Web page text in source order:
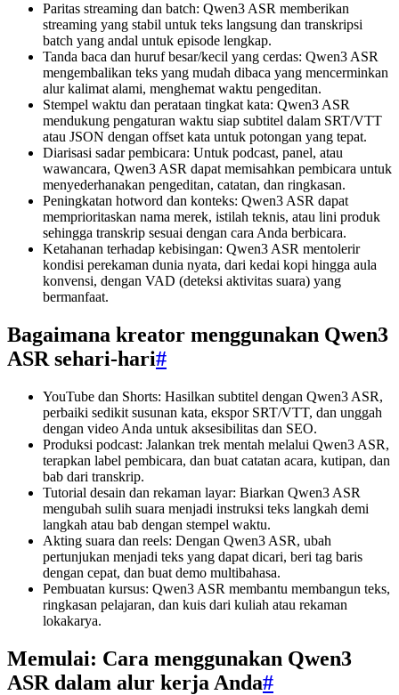
Paritas streaming dan batch: Qwen3 ASR memberikan
streaming yang stabil untuk teks langsung dan transkripsi
batch yang andal untuk episode lengkap.
Tanda baca dan huruf besar/kecil yang cerdas: Qwen3 ASR
mengembalikan teks yang mudah dibaca yang mencerminkan
alur kalimat alami, menghemat waktu pengeditan.
Stempel waktu dan perataan tingkat kata: Qwen3 ASR
mendukung pengaturan waktu siap subtitel dalam SRT/VTT
atau JSON dengan offset kata untuk potongan yang tepat.
Diarisasi sadar pembicara: Untuk podcast, panel, atau
wawancara, Qwen3 ASR dapat memisahkan pembicara untuk
menyederhanakan pengeditan, catatan, dan ringkasan.
Peningkatan hotword dan konteks: Qwen3 ASR dapat
memprioritaskan nama merek, istilah teknis, atau lini produk
sehingga transkrip sesuai dengan cara Anda berbicara.
Ketahanan terhadap kebisingan: Qwen3 ASR mentolerir
kondisi perekaman dunia nyata, dari kedai kopi hingga aula
konvensi, dengan VAD (deteksi aktivitas suara) yang
bermanfaat.
Bagaimana kreator menggunakan Qwen3
ASR sehari-hari#
YouTube dan Shorts: Hasilkan subtitel dengan Qwen3 ASR,
perbaiki sedikit susunan kata, ekspor SRT/VTT, dan unggah
dengan video Anda untuk aksesibilitas dan SEO.
Produksi podcast: Jalankan trek mentah melalui Qwen3 ASR,
terapkan label pembicara, dan buat catatan acara, kutipan, dan
bab dari transkrip.
Tutorial desain dan rekaman layar: Biarkan Qwen3 ASR
mengubah sulih suara menjadi instruksi teks langkah demi
langkah atau bab dengan stempel waktu.
Akting suara dan reels: Dengan Qwen3 ASR, ubah
pertunjukan menjadi teks yang dapat dicari, beri tag baris
dengan cepat, dan buat demo multibahasa.
Pembuatan kursus: Qwen3 ASR membantu membangun teks,
ringkasan pelajaran, dan kuis dari kuliah atau rekaman
lokakarya.
Memulai: Cara menggunakan Qwen3
ASR dalam alur kerja Anda#